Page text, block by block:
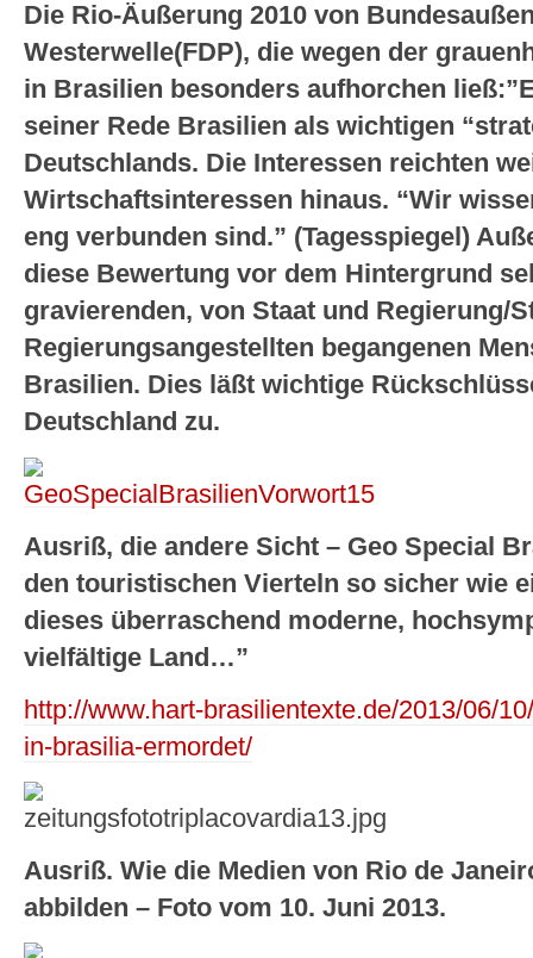
Die Rio-Äußerung 2010 von
Westerwelle(FDP), die wegen der
in Brasilien besonders aufhorchen
seiner Rede Brasilien als wichtigen
Deutschlands. Die Interessen reichten
Wirtschaftsinteressen hinaus. “Wir
eng verbunden sind.” (Tagesspiegel)
diese Bewertung vor dem Hintergrund
gravierenden, von Staat und Regierung/
Regierungsangestellten begangenen
Brasilien. Dies läßt wichtige
Deutschland zu.
Ausriß, die andere Sicht – Geo Special
den touristischen Vierteln so sicher wie
dieses überraschend moderne,
vielfältige Land…”
http://www.hart-brasilientexte.de/2013/06/
in-brasilia-ermordet/
Ausriß. Wie die Medien von Rio de
abbilden – Foto vom 10. Juni 2013.